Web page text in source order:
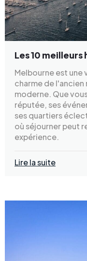
Les 10
Melbourne est une
charme de
moderne. Que
réputée, ses
ses quartiers
où séjourner peut
expérience.
Lire la suite